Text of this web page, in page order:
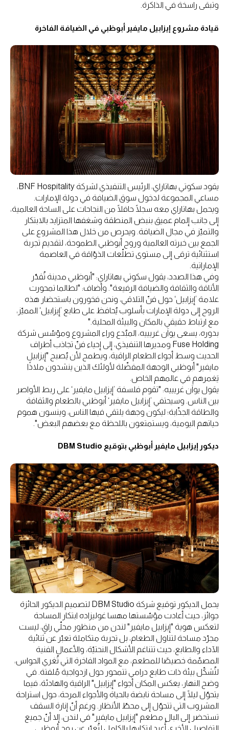
وتبقى راسخة في الذاكرة.
قيادة مشروع إيزابيل مايفير أبوظبي في الضيافة الفاخرة
يقود سكوتي بهاتاراي، الرئيس التنفيذي لشركة BNF Hospitality،
مساعي المجموعة لدخول سوق الضيافة في دولة الإمارات.
ويحمل بهاتاراي معه سجلًا حافلًا من النجاحات على الساحة العالمية،
إلى جانب إلمام عميق بنبض المنطقة وشغفها المتزايد بالابتكار
والتميّز في مجال الضيافة. ويحرص من خلال هذا المشروع على
الجمع بين خبرته العالمية وروح أبوظبي الطموحة، لتقديم تجربة
استثنائية ترقى إلى مستوى تطلّعات الذوّاقة في العاصمة
الإماراتية.
وفي هذا الصدد، يقول سكوتي بهاتاراي: "أبوظبي مدينة تُقدّر
الأناقة والثقافة والضيافة الرفيعة". وأضاف: "لطالما تمحورت
علامة ’إيزابيل‘ حول فنّ التلاقي، ونحن فخورون باستحضار هذه
الروح إلى دولة الإمارات بأسلوب يُحافظ على طابع ’إيزابيل‘ المميّز،
مع ارتباط حقيقي بالمكان والبيئة المحلية."
بدوره، يسعى يواَن غريييه، المبُدع وراء المشروع ومؤسّس شركة
Fuse Holding ومديرها التنفيذي، إلى إحياء فنّ تجاذب أطراف
الحديث وسط أجواء الطعام الراقية، ويطمح لأن يُصبح "إيزابيل
مايفير" أبوظبي الوجهة المفضّلة لأولئك الذين ينشدون ملاذًا
يَغمرهم في عالمهم الخاص.
يقول يواَن غريييه: "تقوم فلسفة ’إيزابيل مايفير‘ على ربط الأواصر
بين الناس. وسيحتفي ’إيزابيل مايفير‘ أبوظبي بالطعام والثقافة
والطاقة الجذّابة؛ ليكون وجهة يلتقي فيها الناس، وينسون هموم
حياتهم اليومية، ويستمتعون باللحظة مع بعضهم البعض".
ديكور إيزابيل مايفير أبوظبي بتوقيع DBM Studio
يحمل الديكور توقيع شركة DBM Studio لتصميم الديكور الحائزة
جوائز، حيث أعادت مؤسّستها مهسا غوليزاده ابتكار المساحة
لتعكس هوية "إيزابيل مايفير" لندن من منظور محلّي راقٍ، ليست
مجرّد مساحة لتناول الطعام، بل تجربة متكاملة تعبّر عن ثنائية
الآداء والطابع، حيث تتناغم الأشكال النحتيّة، والأعمال الفنية
المصمّمة خصيصًا للمطعم، مع المواد الفاخرة التي تُغري الحواس،
لتُشكّل بيئة ذات طابع درامي تتمحور حول ازدواجية مُلفتة. في
وضح النهار، يعكس المكان أجواء "إيزابيل" الراقية والهادئة، فيما
يتحوّل ليلًا إلى مساحة نابضة بالحياة والأجواء المرحة، حول استراحة
المشروب التي تتحوّل إلى محطّ الأنظار. ورغم أنّ إنارة السقف
تستحضر إلى البال مطعم "إيزابيل مايفير" في لندن، إلا أنّ جميع